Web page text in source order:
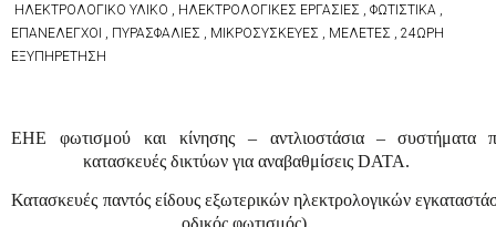
ΗΛΕΚΤΡΟΛΟΓΙΚΟ ΥΛΙΚΟ , ΗΛΕΚΤΡΟΛΟΓΙΚΕΣ ΕΡΓΑΣΙΕΣ , ΦΩΤΙΣΤΙΚΑ ,
ΕΠΑΝΕΛΕΓΧΟΙ , ΠΥΡΑΣΦΑΛΙΕΣ , ΜΙΚΡΟΣΥΣΚΕΥΕΣ , ΜΕΛΕΤΕΣ , 24ΩΡΗ
ΕΞΥΠΗΡΕΤΗΣΗ
ΕΗΕ φωτισμού και κίνησης – αντλιοστάσια – συστήματα
κατασκευές δικτύων για αναβαθμίσεις DATA.
Κατασκευές παντός είδους εξωτερικών ηλεκτρολογικών
οδικός φωτισμός).